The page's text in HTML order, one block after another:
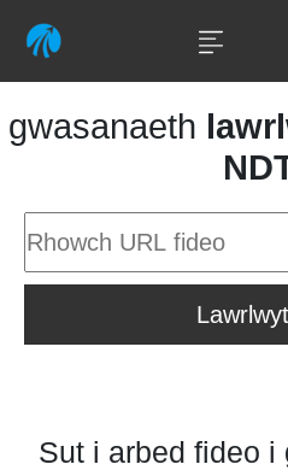
gwasanaeth
Sut i arbed fideo i